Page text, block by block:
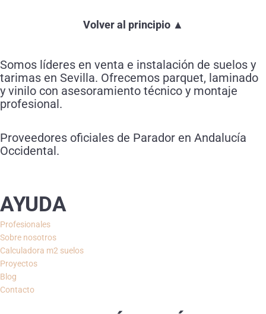
Volver al principio ▲
Somos líderes en venta e instalación de suelos y
tarimas en Sevilla. Ofrecemos parquet, laminado
y vinilo con asesoramiento técnico y montaje
profesional.
Proveedores oficiales de Parador en Andalucía
Occidental.
AYUDA
Profesionales
Sobre nosotros
Calculadora m2 suelos
Proyectos
Blog
Contacto